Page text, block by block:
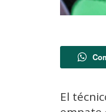
El